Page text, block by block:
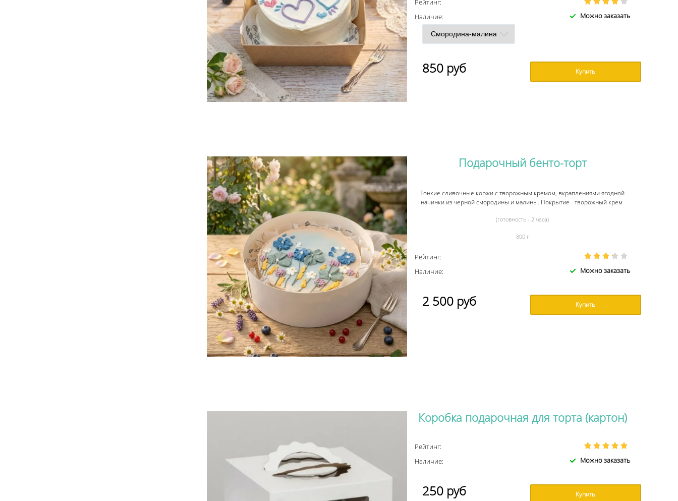
Рейтинг:
Наличие:
Можно заказать
850 руб Купить
Подарочный бенто-торт
Тонкие сливочные коржи с творожным кремом, вкраплениями ягодной
начинки из черной смородины и малины. Покрытие - творожный крем
(готовность - 2 часа)
800 г
Рейтинг:
Наличие:
Можно заказать
2 500 руб Купить
Коробка подарочная для торта (картон)
Рейтинг:
Наличие:
Можно заказать
250 руб Купить